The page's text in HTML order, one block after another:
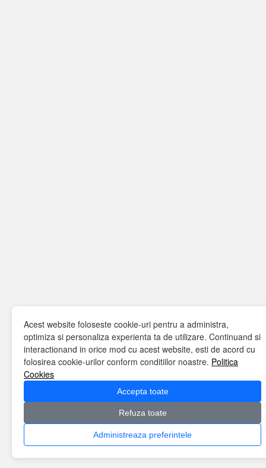
Acest website foloseste cookie-uri pentru a administra,
optimiza si personaliza experienta ta de utilizare. Continuand si
interactionand in orice mod cu acest website, esti de acord cu
folosirea cookie-urilor conform conditiilor noastre. Politica
Cookies
Accepta toate
Refuza toate
Administreaza preferintele